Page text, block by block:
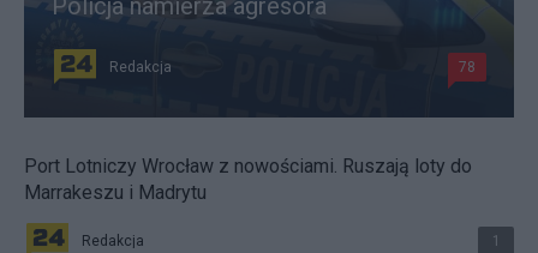
Policja namierza agresora
Redakcja 78
Port Lotniczy Wrocław z nowościami. Ruszają loty do
Marrakeszu i Madrytu
Redakcja 1